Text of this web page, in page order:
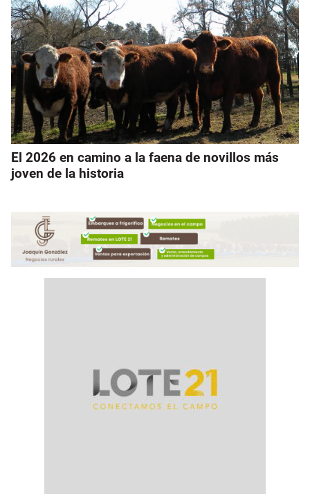
El 2026 en camino a la faena de novillos más
joven de la historia